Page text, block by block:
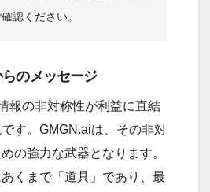
認ください。
のメッセージ
報の非対称性が利益に直結
す。GMGN.aiは、その非対
の強力な武器となります。
くまで「道具」であり、最